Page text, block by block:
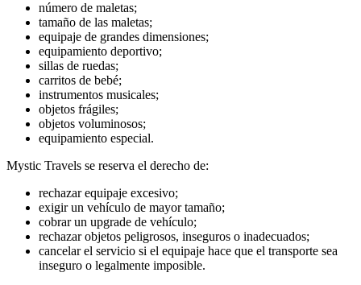
número de maletas;
tamaño de las maletas;
equipaje de grandes dimensiones;
equipamiento deportivo;
sillas de ruedas;
carritos de bebé;
instrumentos musicales;
objetos frágiles;
objetos voluminosos;
equipamiento especial.
Mystic Travels se reserva el derecho de:
rechazar equipaje excesivo;
exigir un vehículo de mayor tamaño;
cobrar un upgrade de vehículo;
rechazar objetos peligrosos, inseguros o inadecuados;
cancelar el servicio si el equipaje hace que el transporte sea
inseguro o legalmente imposible.